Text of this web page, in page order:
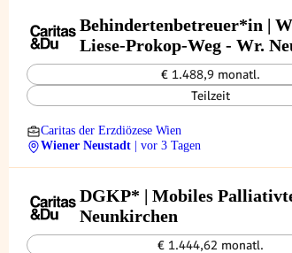
Behindertenbetreuer*in |
Liese-Prokop-Weg - Wr.
Stock)
€ 1.488,9 monatl.
Teilzeit
Caritas der Erzdiözese Wien
Wiener Neustadt
| vor 3 Tagen
DGKP* | Mobiles
Neunkirchen
€ 1.444,62 monatl.